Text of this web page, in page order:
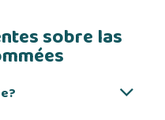
sobre las